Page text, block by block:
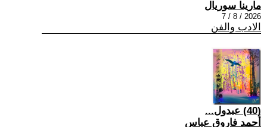
مارينا سوريال
2026 / 8 / 7
الادب والفن
(40) عبدول...
أحمد فاروق عباس